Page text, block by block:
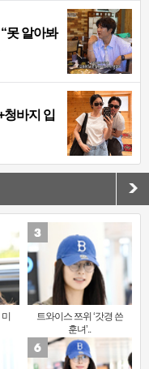
못 알아봐
청바지 입
트와이스 쯔위 ‘갓경 쓴
훈녀’..